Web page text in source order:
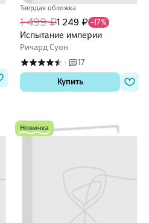
Твердая обложка
1 499 ₽1 249 ₽ -17%
Испытание империи
Ричард Суон
·
17
Купить